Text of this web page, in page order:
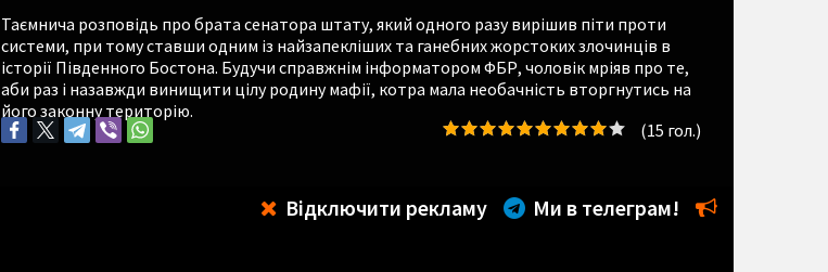
Таємнича розповідь про брата сенатора штату, який одного разу вирішив піти проти
системи, при тому ставши одним із найзапекліших та ганебних жорстоких злочинців в
історії Південного Бостона. Будучи справжнім інформатором ФБР, чоловік мріяв про те,
аби раз і назавжди винищити цілу родину мафії, котра мала необачність вторгнутись на
його законну територію.
(15 гол.)
Відключити рекламу Ми в телеграм!